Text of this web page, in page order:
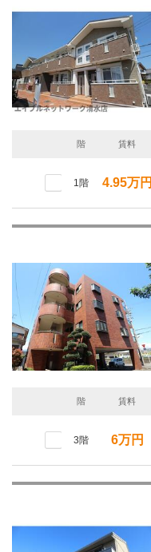
階 賃料
1階 4.95万円
階 賃料
3階 6万円